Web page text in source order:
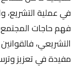
في عملية التشريع،
فهم حاجات
التشريعي،
مفيدة في تعزيز